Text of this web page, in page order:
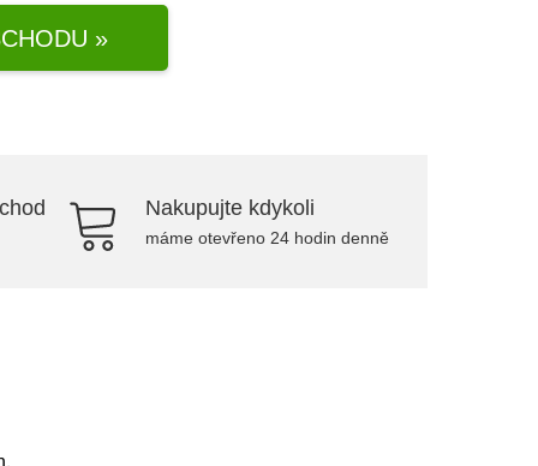
»
Nakupujte kdykoli
máme otevřeno 24 hodin denně